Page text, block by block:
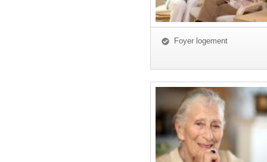
Foyer logement